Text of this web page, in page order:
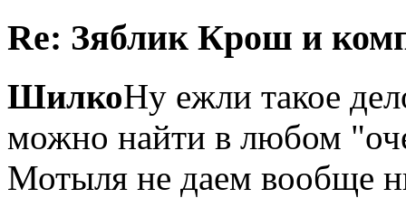
Re: Зяблик Крош и
ШилкоНу ежли такое
можно найти в любом
Мотыля не даем вообще